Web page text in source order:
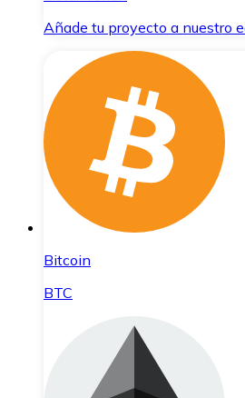
Añade tu proyecto a nuestro
Bitcoin
BTC